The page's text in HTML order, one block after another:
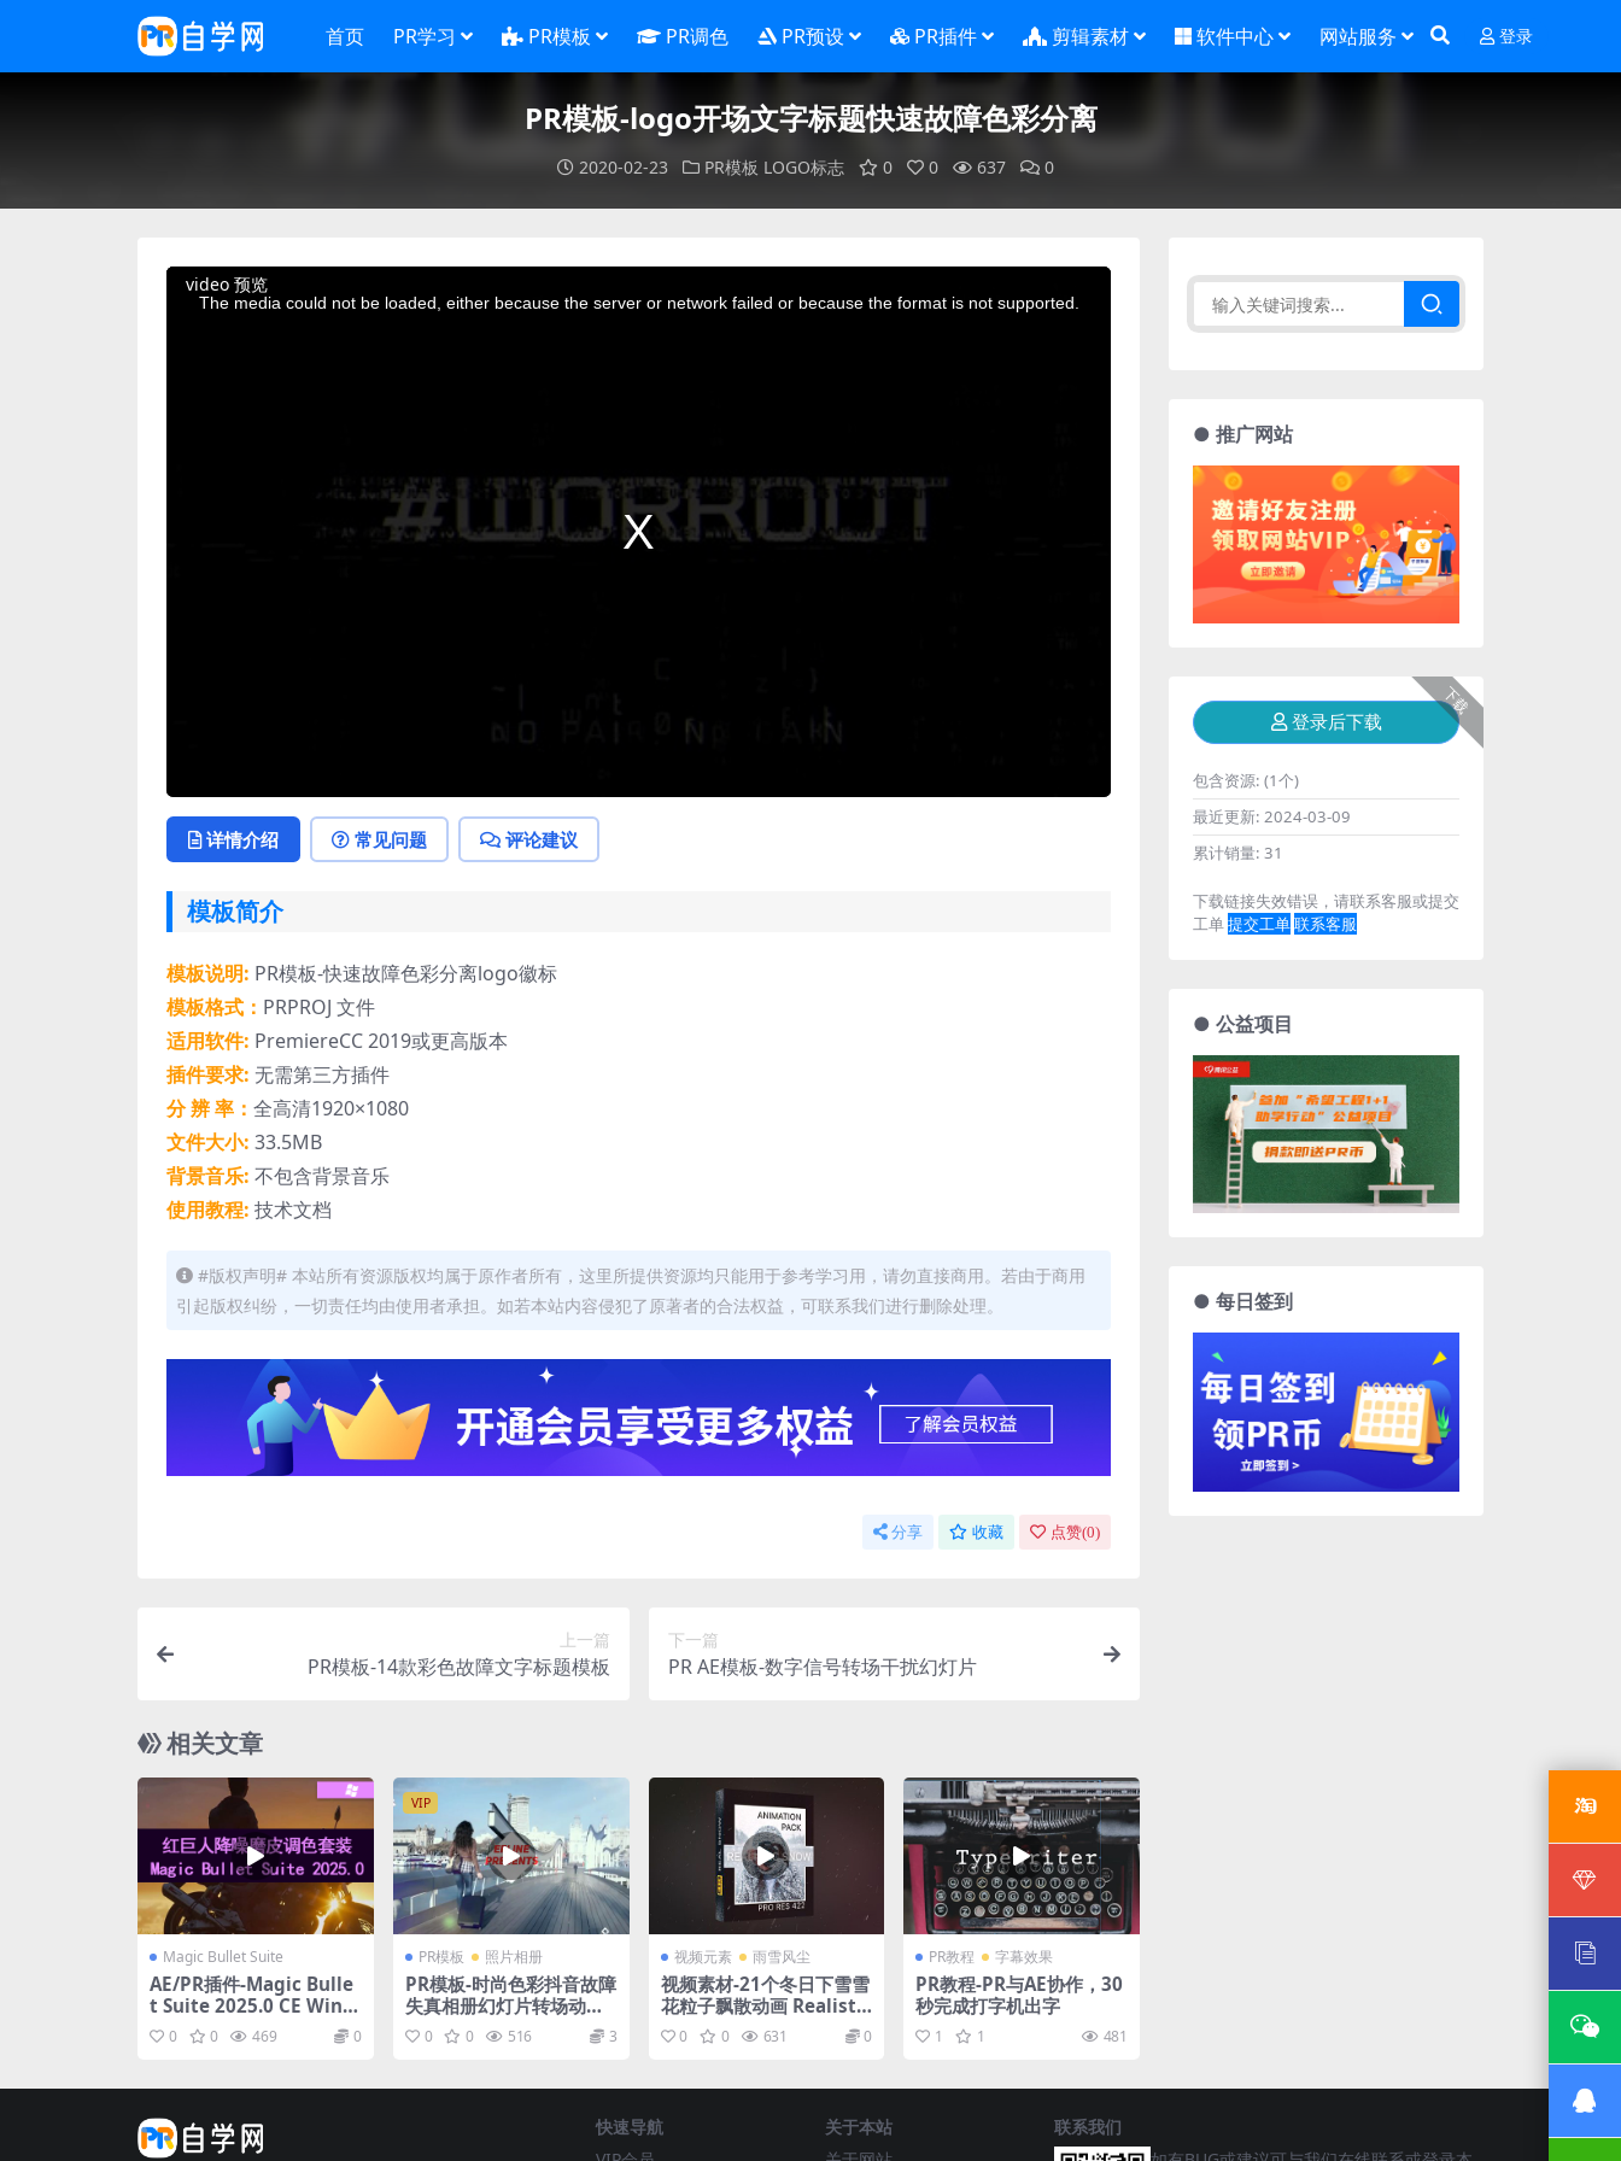
首页 PR学习 PR模板 PR调色 PR预设 PR插件 剪辑素材 软件中心 网站服务 登录
PR模板-logo开场文字标题快速故障色彩分离
2020-02-23 PR模板 LOGO标志 0 0 637 0
video 预览
This
The media could not be loaded, either because the server or network failed or because the format is not supported.
详情介绍 常见问题 评论建议
模板简介
模板说明: PR模板-快速故障色彩分离logo徽标
模板格式： PRPROJ 文件
适用软件: PremiereCC 2019或更高版本
插件要求: 无需第三方插件
分 辨 率： 全高清1920×1080
文件大小: 33.5MB
背景音乐: 不包含背景音乐
使用教程: 技术文档
#版权声明# 本站所有资源版权均属于原作者所有，这里所提供资源均只能用于参考学习用，请勿直接商用。若由于商用
引起版权纠纷，一切责任均由使用者承担。如若本站内容侵犯了原著者的合法权益，可联系我们进行删除处理。
分享 收藏 点赞(0)
上一篇
PR模板-14款彩色故障文字标题模板
下一篇
PR AE模板-数字信号转场干扰幻灯片
相关文章
Magic Bullet Suite
AE/PR插件-Magic Bulle
t Suite 2025.0 CE Win
红巨星降噪磨皮调色套装
0 0 469 0
VIP
PR模板 照片相册
PR模板-时尚色彩抖音故障
失真相册幻灯片转场动画
视频模板
0 0 516 3
视频元素 雨雪风尘
视频素材-21个冬日下雪雪
花粒子飘散动画 Realistic
Snow Effects Pack
0 0 631 0
PR教程 字幕效果
PR教程-PR与AE协作，30
秒完成打字机出字
1 1 481
● 推广网站
下载
登录后下载
包含资源: (1个)
最近更新: 2024-03-09
累计销量: 31
下载链接失效错误，请联系客服或提交
工单提交工单联系客服
● 公益项目
● 每日签到
快速导航
关于本站
联系我们